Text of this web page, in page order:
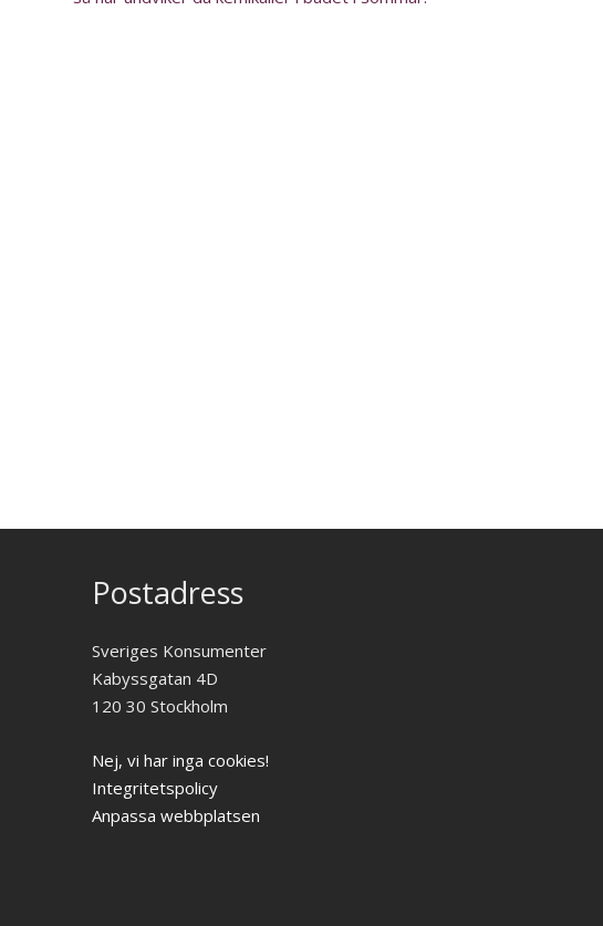
Postadress
Sveriges Konsumenter
Kabyssgatan 4D
120 30 Stockholm
Nej, vi har inga cookies!
Integritetspolicy
Anpassa webbplatsen